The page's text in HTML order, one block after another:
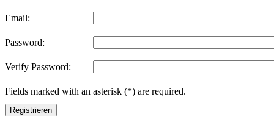
Email:
Password:
Verify Password:
Fields marked with an asterisk (*) are required.
Registrieren